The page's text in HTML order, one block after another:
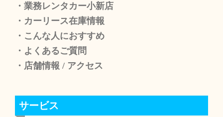
・業務レンタカー小新店
・カーリース在庫情報
・こんな人におすすめ
・よくあるご質問
・店舗情報 / アクセス
サービス